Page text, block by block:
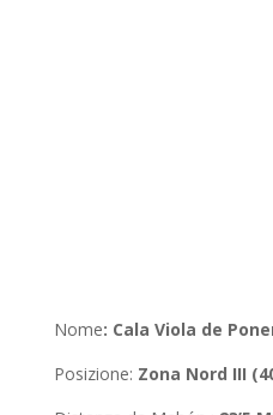
Nome: Cala Viola de
Posizione: Zona Nord III